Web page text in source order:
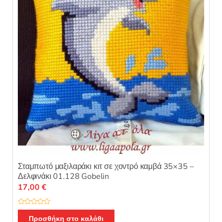
Σταμπωτό μαξιλαράκι κιτ σε χοντρό καμβά 35×35 –
Δελφινάκι 01.128 Gobelin
Β
17,00 €
Προσθήκη στο καλάθι